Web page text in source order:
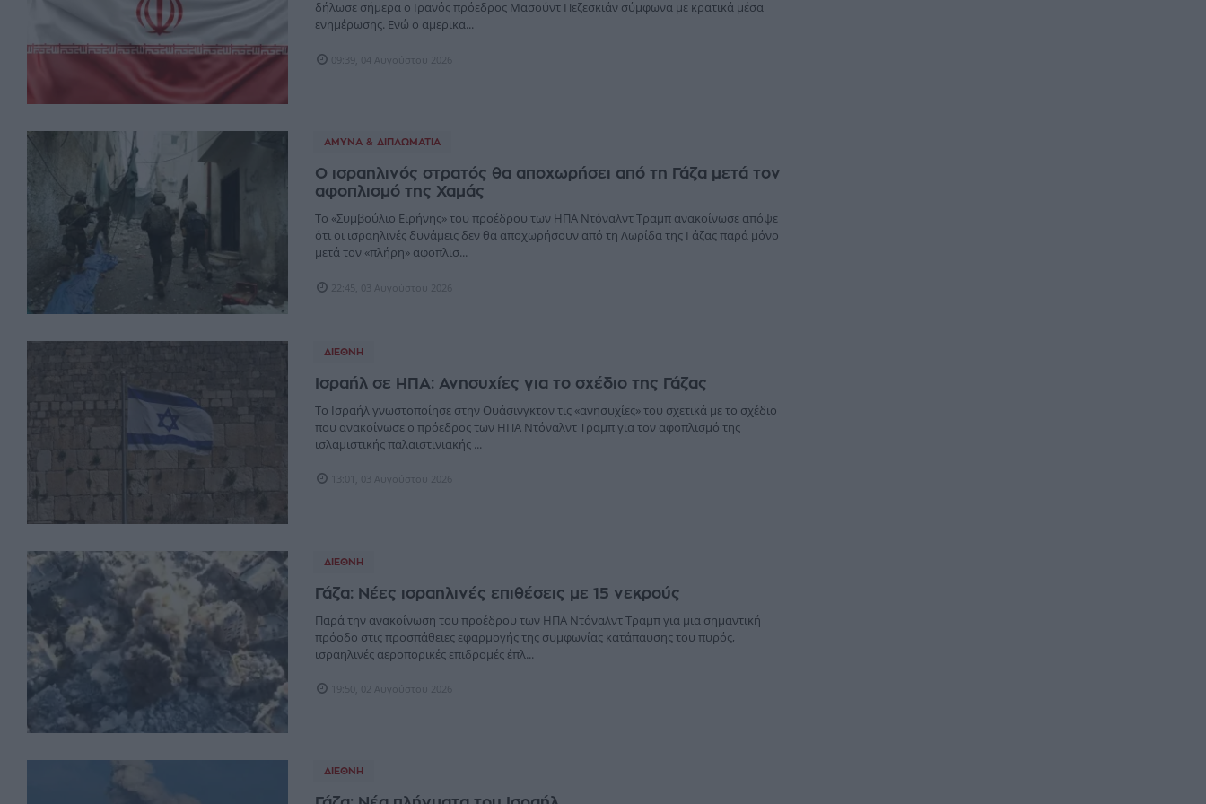
δήλωσε σήμερα ο Iρανός πρόεδρος Μασούντ Πεζεσκιάν σύμφωνα με κρατικά μέσα
ενημέρωσης. Ενώ ο αμερικα...
09:39, 04 Αυγούστου 2026
ΆΜΥΝΑ & ΔΙΠΛΩΜΑΤΊΑ
Ο ισραηλινός στρατός θα αποχωρήσει από τη Γάζα μετά τον
αφοπλισμό της Χαμάς
Το «Συμβούλιο Ειρήνης» του προέδρου των ΗΠΑ Ντόναλντ Τραμπ ανακοίνωσε απόψε
ότι οι ισραηλινές δυνάμεις δεν θα αποχωρήσουν από τη Λωρίδα της Γάζας παρά μόνο
μετά τον «πλήρη» αφοπλισ...
22:45, 03 Αυγούστου 2026
ΔΙΕΘΝΉ
Ισραήλ σε ΗΠΑ: Ανησυχίες για το σχέδιο της Γάζας
Το Ισραήλ γνωστοποίησε στην Ουάσινγκτον τις «ανησυχίες» του σχετικά με το σχέδιο
που ανακοίνωσε ο πρόεδρος των ΗΠΑ Ντόναλντ Τραμπ για τον αφοπλισμό της
ισλαμιστικής παλαιστινιακής ...
13:01, 03 Αυγούστου 2026
ΔΙΕΘΝΉ
Γάζα: Νέες ισραηλινές επιθέσεις με 15 νεκρούς
Παρά την ανακοίνωση του προέδρου των ΗΠΑ Ντόναλντ Τραμπ για μια σημαντική
πρόοδο στις προσπάθειες εφαρμογής της συμφωνίας κατάπαυσης του πυρός,
ισραηλινές αεροπορικές επιδρομές έπλ...
19:50, 02 Αυγούστου 2026
ΔΙΕΘΝΉ